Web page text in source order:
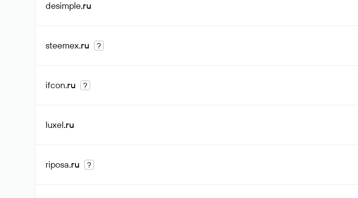
desimple.ru
steemex.ru ?
ifcon.ru ?
luxel.ru
riposa.ru ?